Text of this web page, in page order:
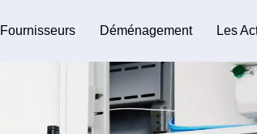
Fournisseurs Déménagement Les